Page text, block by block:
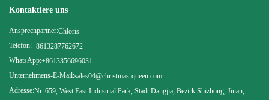
Kontaktiere uns
Ansprechpartner:Chloris
Telefon:+8613287762672
WhatsApp:+8613356696031
Unternehmens-E-Mail:sales04@christmas-queen.com
Adresse:Nr. 659, West East Industrial Park, Stadt Dangjia, Bezirk Shizhong, Jinan,